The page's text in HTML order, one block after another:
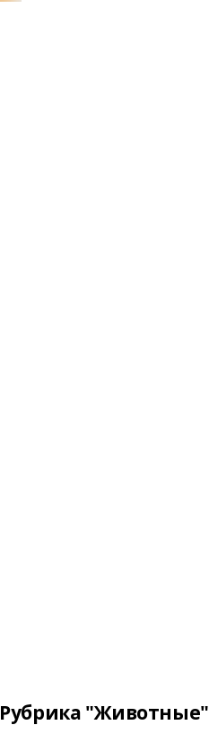
Рубрика "Животные"